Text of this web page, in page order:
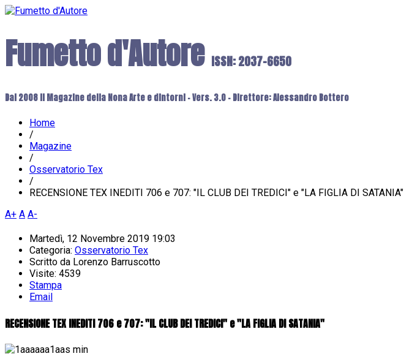
Fumetto d'Autore ISSN: 2037-6650
Dal 2008 il Magazine della Nona Arte e dintorni - Vers. 3.0 - Direttore: Alessandro Bottero
Home
/
Magazine
/
Osservatorio Tex
/
RECENSIONE TEX INEDITI 706 e 707: "IL CLUB DEI TREDICI" e "LA FIGLIA DI SATANIA"
A+ A A-
Martedì, 12 Novembre 2019 19:03
Categoria: Osservatorio Tex
Scritto da Lorenzo Barruscotto
Visite: 4539
Stampa
Email
RECENSIONE TEX INEDITI 706 e 707: "IL CLUB DEI TREDICI" e "LA FIGLIA DI SATANIA"